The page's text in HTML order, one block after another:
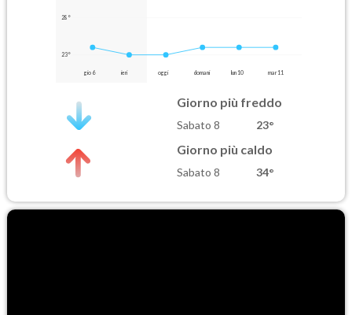
28°
23°
gio 6 ieri oggi domani lun 10 mar 11
Giorno più freddo
Sabato 8 23°
Giorno più caldo
Sabato 8 34°